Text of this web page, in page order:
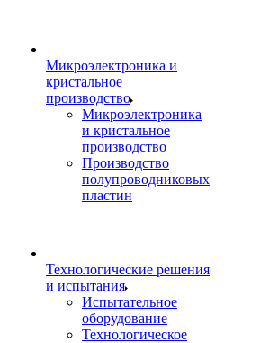
Микроэлектроника и
кристальное
производство
Микроэлектроника
и кристальное
производство
Производство
полупроводниковых
пластин
Технологические решения
и испытания
Испытательное
оборудование
Технологическое